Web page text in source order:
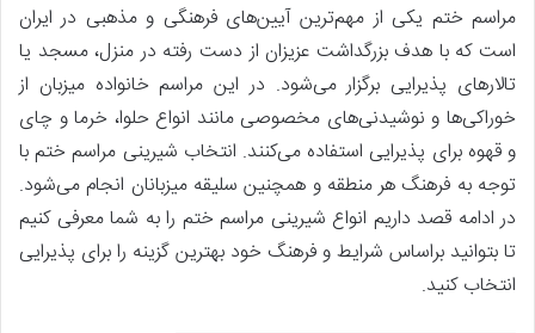
مراسم ختم یکی از مهم‌ترین آیین‌های فرهنگی و مذهبی در ایران
است که با هدف بزرگداشت عزیزان از دست رفته در منزل، مسجد یا
تالارهای پذیرایی برگزار می‌شود. در این مراسم خانواده میزبان از
خوراکی‌ها و نوشیدنی‌های مخصوصی مانند انواع حلوا، خرما و چای
و قهوه برای پذیرایی استفاده می‌کنند. انتخاب شیرینی مراسم ختم با
توجه به فرهنگ هر منطقه و همچنین سلیقه میزبانان انجام می‌شود.
در ادامه قصد داریم انواع شیرینی مراسم ختم را به شما معرفی کنیم
تا بتوانید براساس شرایط و فرهنگ خود بهترین گزینه را برای پذیرایی
انتخاب کنید.